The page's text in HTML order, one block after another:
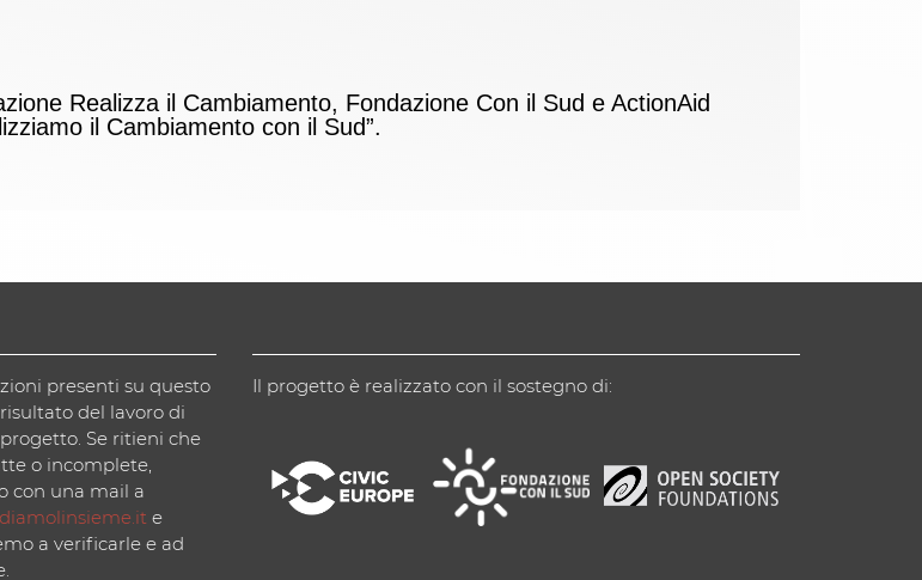
Realizza il Cambiamento, Fondazione Con il Sud e ActionAid
il Cambiamento con il Sud”.
presenti su questo
del lavoro di
Se ritieni che
o incomplete,
con una mail a
e
a verificarle e ad
Il progetto è realizzato con il sostegno di: